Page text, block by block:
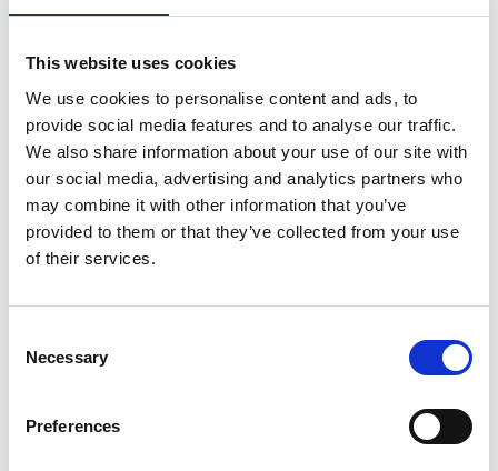
This website uses cookies
We use cookies to personalise content and ads, to
provide social media features and to analyse our traffic.
We also share information about your use of our site with
our social media, advertising and analytics partners who
may combine it with other information that you’ve
provided to them or that they’ve collected from your use
of their services.
Selection
Necessary
Preferences
Details zum Weg
Länge:
Wanderweg GELB: 6,7 km
Der Weg führt in nördlicher Richtung nach
Humla/Gunnarp, dann nach Süden auf dem alten
Bahndamm.
Wanderweg WEISS: 6,4 km
Wanderweg BLAU: 3,7 km
Der Blaue Weg folgt zunächst dem Gelben Weg, biegt